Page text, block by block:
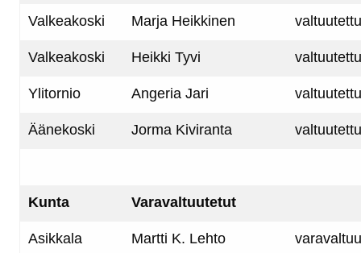
Valkeakoski Marja Heikkinen valtuutettu
Valkeakoski Heikki Tyvi valtuutettu
Ylitornio Angeria Jari valtuutettu
Äänekoski Jorma Kiviranta valtuutettu
Kunta Varavaltuutetut
Asikkala Martti K. Lehto